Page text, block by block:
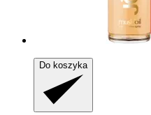
Do koszyka